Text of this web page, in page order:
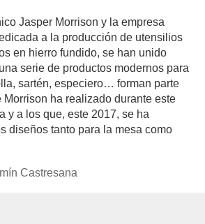
Jasper Morrison y la empresa
a la producción de utensilios
en hierro fundido, se han unido
serie de productos modernos para
sartén, especiero… forman parte
ha realizado durante este
y a los que, este 2017, se ha
diseños tanto para la mesa como
www.experimenta.es/author/jazmin-
Castresana